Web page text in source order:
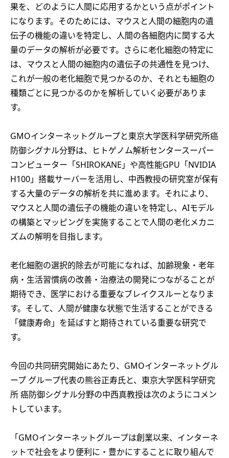
果を、どのように人間に応用するかという点がポイント
になります。そのためには、マウスと人間の細胞内の遺
伝子の機能の違いを特定し、人間の各細胞内に関する大
量のデータの解析が必要です。さらに老化細胞の特定に
は、マウスと人間の細胞内の遺伝子の共通性を見つけ、
これが一般の老化細胞で見つかるのか、それとも細胞の
種類ごとに見つかるのかを解析していく必要がありま
す。
GMOインターネットグループと東京大学医科学研究所癌
防御シグナル分野は、ヒトゲノム解析センタースーパー
コンピューター「SHIROKANE」や高性能GPU「NVIDIA
H100」搭載サーバーを活用し、中西教授の研究室が保有
する大量のデータの解析を共に進めます。それにより、
マウスと人間の遺伝子の機能の違いを特定し、AIモデル
の構築とマッピングを実施することで人間の老化メカニ
ズムの解明を目指します。
老化細胞の選択的除去が可能になれば、加齢現象・老年
病・生活習慣病の改善・治療法の開発につながることが
期待でき、医学における重要なブレイクスルーとなりま
す。そして、人間が健康な状態で生活することができる
「健康寿命」を延ばすと期待されている重要な研究で
す。
今回の共同研究開始にあたり、GMOインターネットグル
ープ グループ代表の熊谷正寿氏と、東京大学医科学研究
所 癌防御シグナル分野の中西真教授は次のようにコメン
トしています。
「GMOインターネットグループは創業以来、インターネ
ットで社会をより便利に・豊かにすることに取り組んで